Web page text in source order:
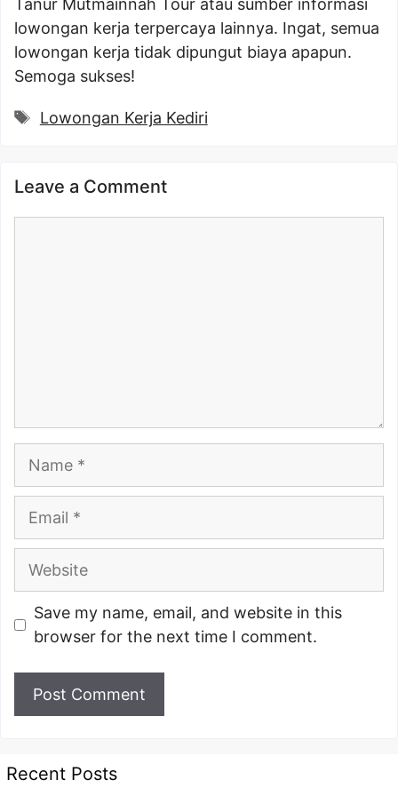
Tanur Mutmainnah Tour atau sumber informasi
lowongan kerja terpercaya lainnya. Ingat, semua
lowongan kerja tidak dipungut biaya apapun.
Semoga sukses!
Tags
Lowongan Kerja Kediri
Leave a Comment
Website
Save my name, email, and website in this
browser for the next time I comment.
Recent Posts